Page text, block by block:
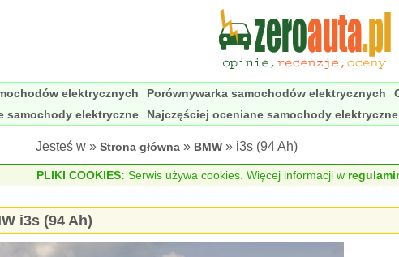
elektrycznych Porównywarka samochodów elektrycznych
samochody elektryczne
Najczęściej oceniane samochody elektryczne
Jesteś w » Strona główna » BMW » i3s (94 Ah)
PLIKI COOKIES: Serwis używa cookies. Więcej informacji w
i3s (94 Ah)